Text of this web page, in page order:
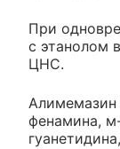
При
с этанолом
ЦНС.
Алимемазин
фенамина,